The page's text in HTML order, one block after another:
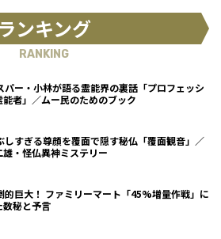
ランキング
RANKING
パー・小林が語る霊能界の裏話「プロフェッシ
能者」／ムー民のためのブック
しすぎる尊顔を覆面で隠す秘仏「覆面観音」／
雄・怪仏異神ミステリー
的巨大！ ファミリーマート「45%増量作戦」に
数秘と予言